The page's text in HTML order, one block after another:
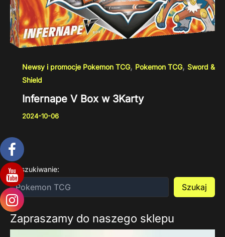
Newsy i promocje Pokemon TCG, Pokemon TCG, Sword &
Shield
Infernape V Box w 3Karty
2024-10-06
Wyszukiwanie:
Szukaj
Zapraszamy do naszego sklepu